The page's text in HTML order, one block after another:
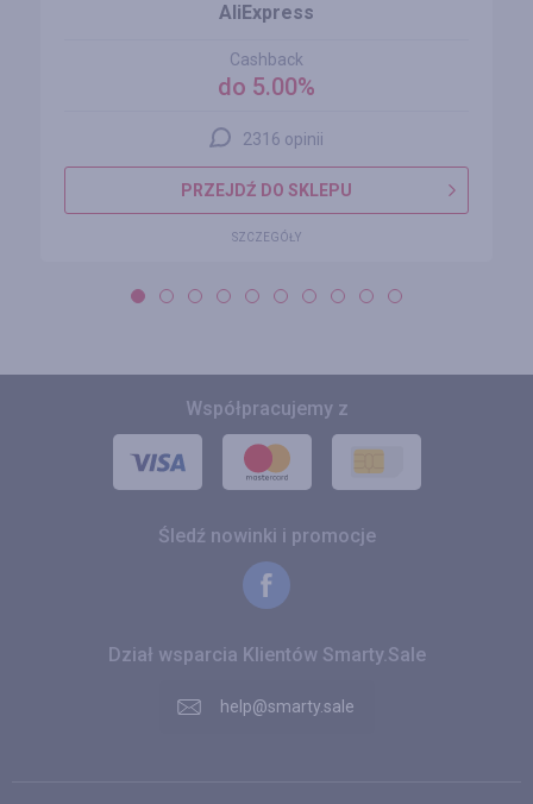
AliExpress
Cashback
do 5.00%
2316 opinii
PRZEJDŹ DO SKLEPU
SZCZEGÓŁY
Współpracujemy z
Śledź nowinki i promocje
Dział wsparcia Klientów Smarty.Sale
help@smarty.sale